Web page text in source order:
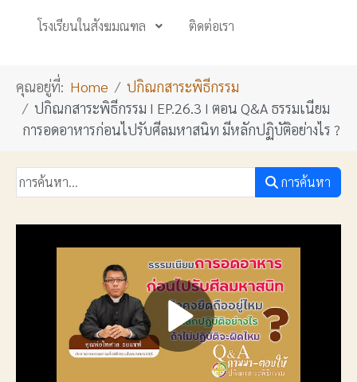
โรงเรียนในสังฆมณฑล ติดต่อเรา
คุณอยู่ที่: Home
ปกิณกสาระพิธีกรรม
ปกิณกสาระพิธีกรรม I EP.26.3 I ตอน Q&A ธรรมเนียม
การอดอาหารก่อนไปรับศีลมหาสนิท มีหลักปฏิบัติอย่างไร ?
การค้นหา